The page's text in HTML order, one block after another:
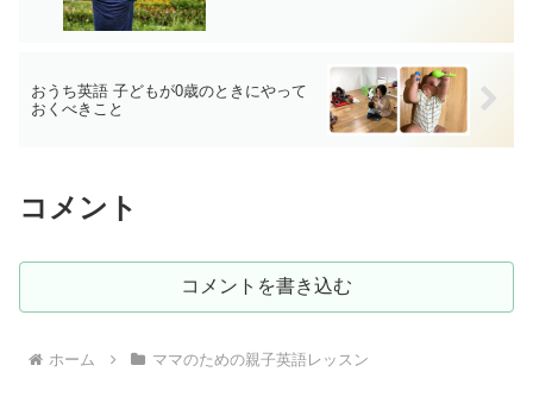
おうち英語 子どもが0歳のときにやって
おくべきこと
コメント
コメントを書き込む
ホーム ママのための親子英語レッスン